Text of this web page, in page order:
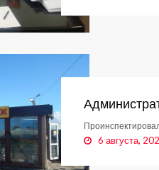
6 августа,